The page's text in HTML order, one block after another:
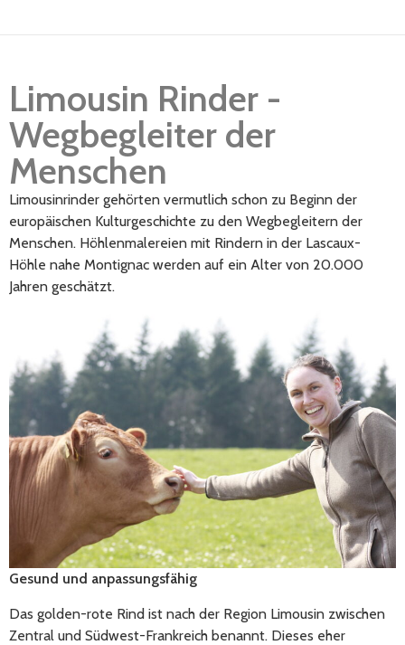
Limousin Rinder -
Wegbegleiter der
Menschen
Limousinrinder gehörten vermutlich schon zu Beginn der
europäischen Kulturgeschichte zu den Wegbegleitern der
Menschen. Höhlenmalereien mit Rindern in der Lascaux-
Höhle nahe Montignac werden auf ein Alter von 20.000
Jahren geschätzt.
Gesund und anpassungsfähig
Das golden-rote Rind ist nach der Region Limousin zwischen
Zentral und Südwest-Frankreich benannt. Dieses eher